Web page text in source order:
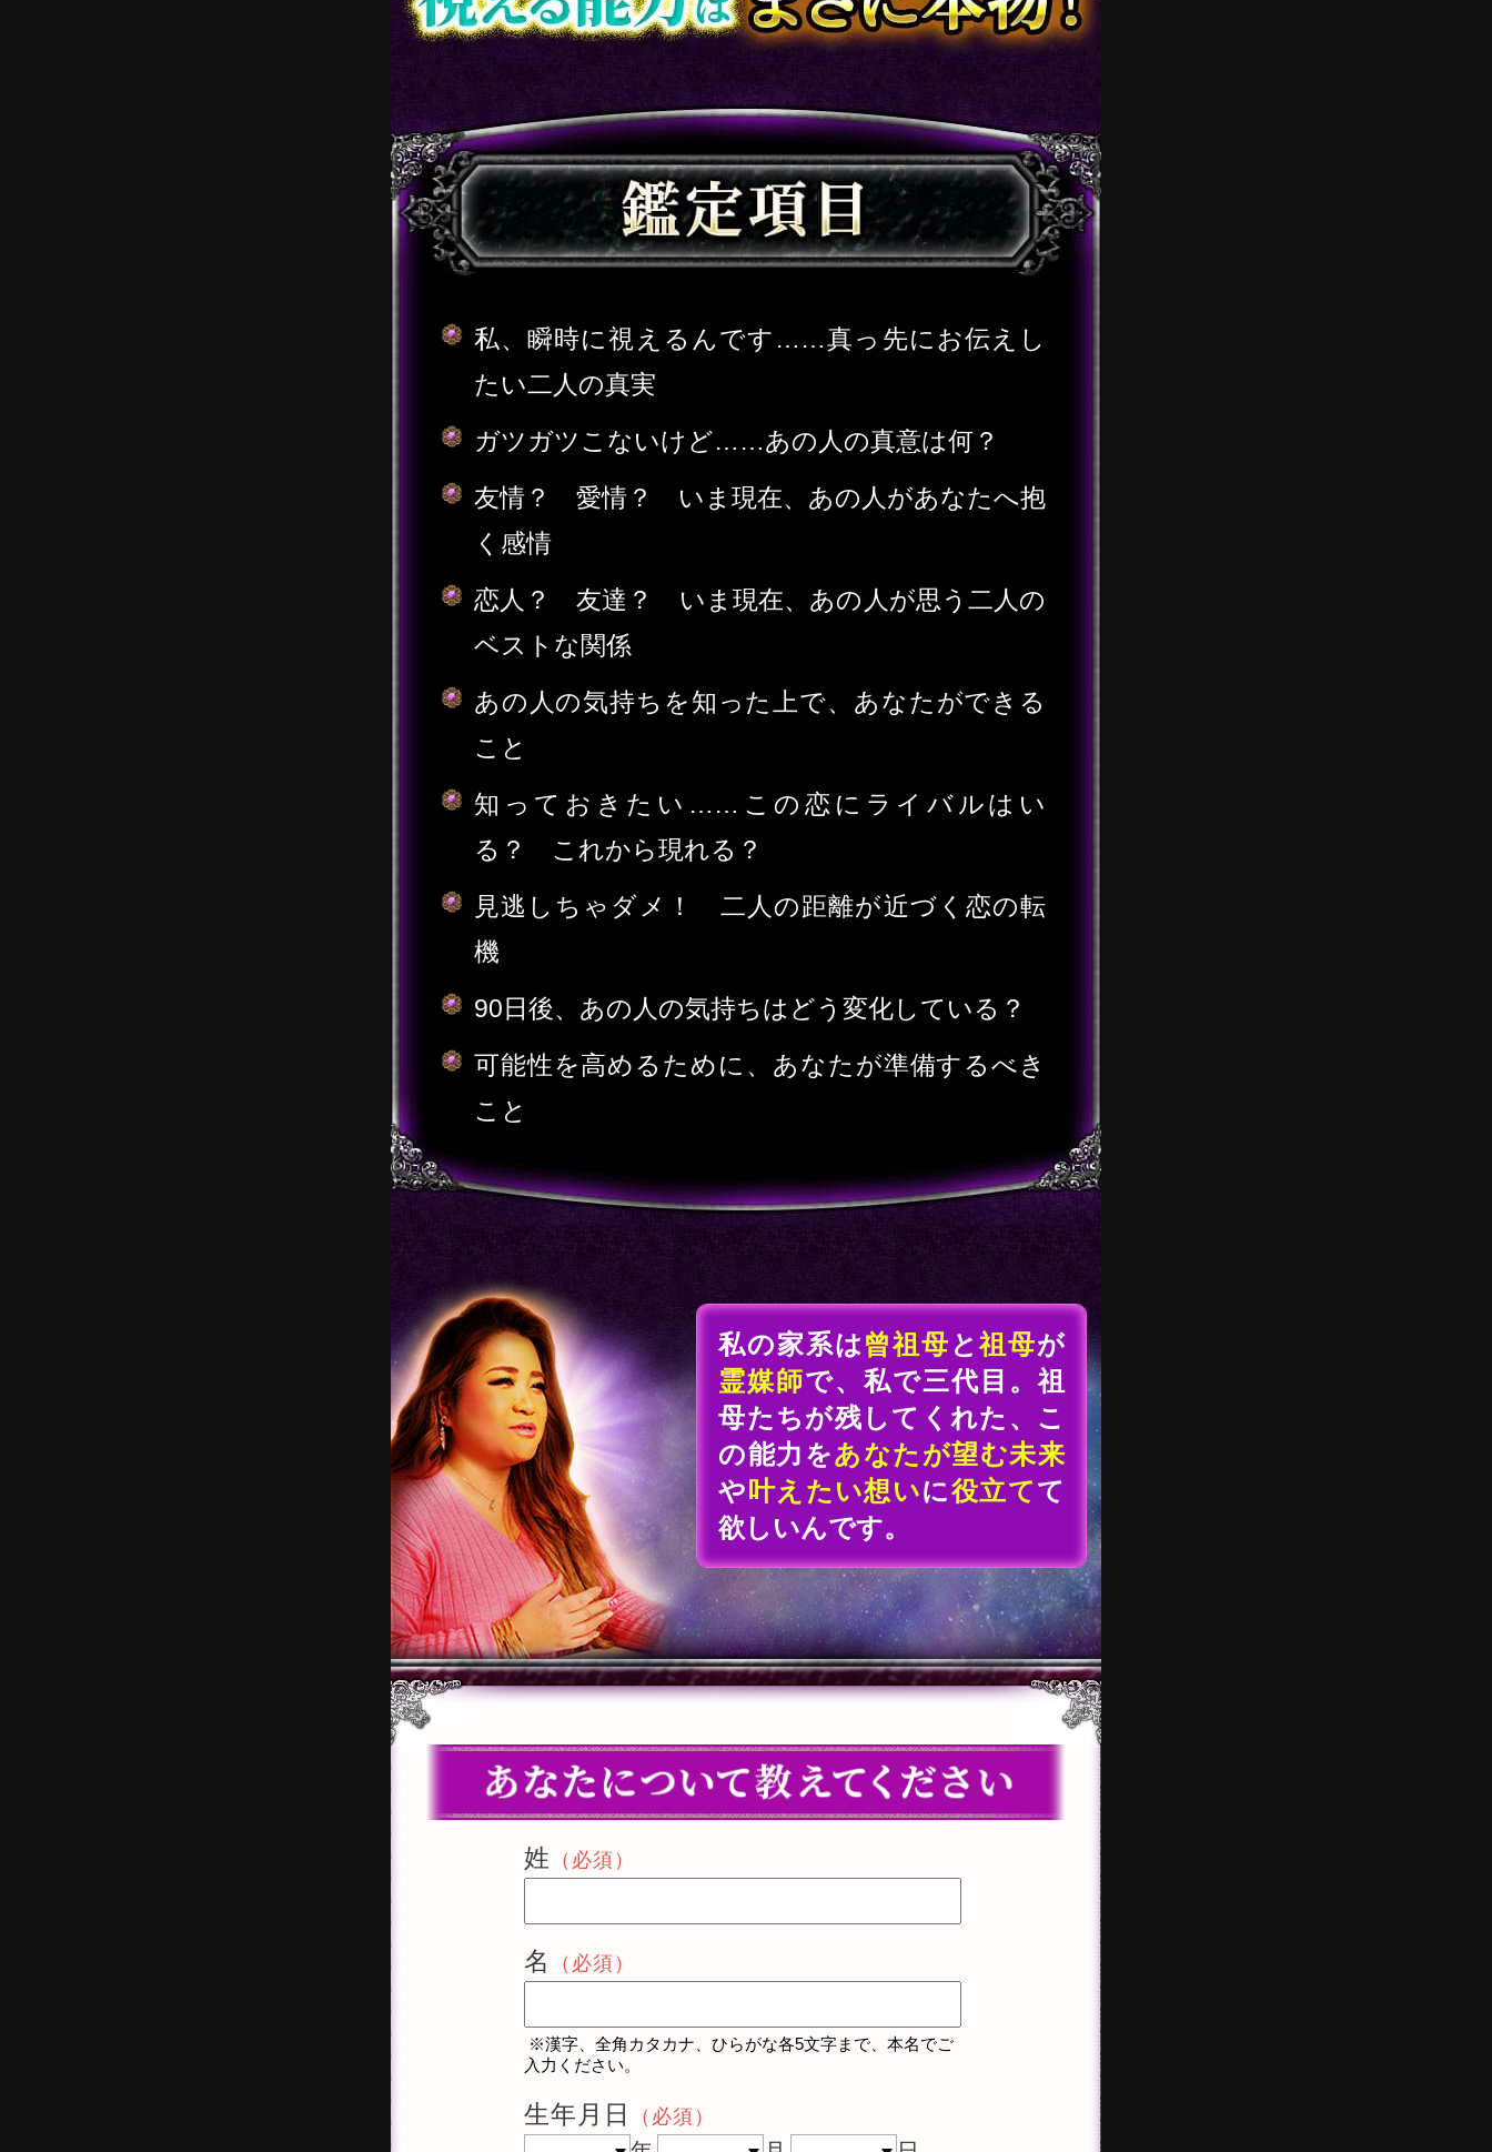
私、瞬時に視えるんです……真っ先にお伝えし
たい二人の真実
ガツガツこないけど……あの人の真意は何？
友情？ 愛情？ いま現在、あの人があなたへ抱
く感情
恋人？ 友達？ いま現在、あの人が思う二人の
ベストな関係
あの人の気持ちを知った上で、あなたができる
こと
知っておきたい……この恋にライバルはい
る？ これから現れる？
見逃しちゃダメ！ 二人の距離が近づく恋の転
機
90日後、あの人の気持ちはどう変化している？
可能性を高めるために、あなたが準備するべき
こと
私の家系は曾祖母 と祖母が
霊媒師で、私で三代目。祖
母たちが残してくれた、こ
の能力をあなたが望む未来
や 叶えたい想いに役立てて
欲しいんです。
姓 （必須）
名 （必須）
※漢字、全角カタカナ、ひらがな各5文字まで、本名でご
入力ください。
生年月日 （必須）